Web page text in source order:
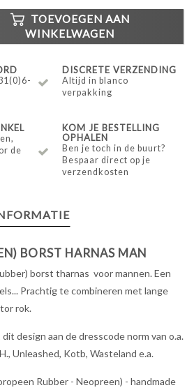
TOEVOEGEN AAN
WINKELWAGEN
DISCRETE VERZENDING
Altijd in blanco
verpakking
de
KOM JE BESTELLING
OPHALEN
Ben je toch in de buurt?
Bespaar direct op je
verzendkosten
BORST HARNAS MAN
borst tharnas voor mannen. Een
Prachtig te combineren met lange
rok.
design aan de dresscode norm van o.a.
Unleashed, Kotb, Wasteland e.a.
Rubber - Neopreen) - handmade